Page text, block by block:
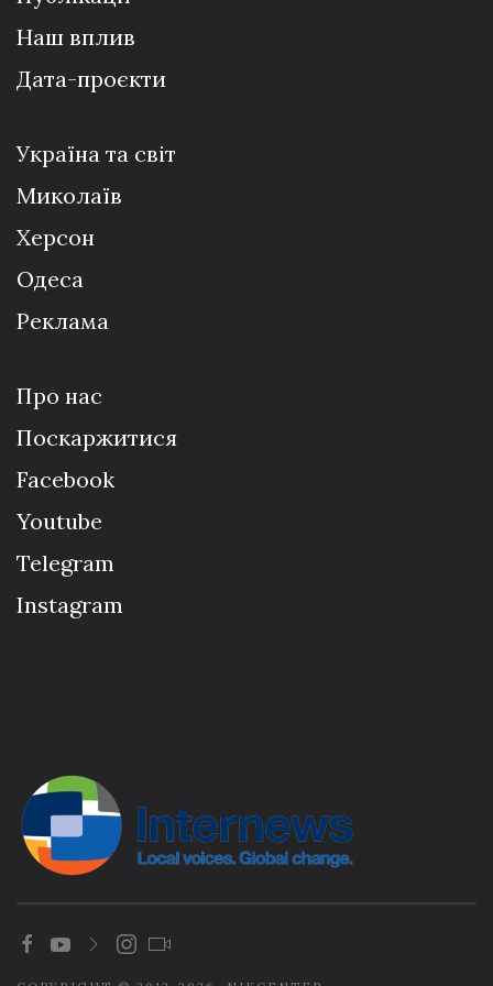
Наш вплив
Дата-проєкти
Україна та світ
Миколаїв
Херсон
Одеса
Реклама
Про нас
Поскаржитися
Facebook
Youtube
Telegram
Instagram